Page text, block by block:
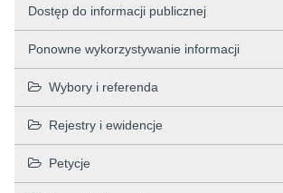
Dostęp do informacji publicznej
Ponowne wykorzystywanie informacji
Wybory i referenda
Rejestry i ewidencje
Petycje